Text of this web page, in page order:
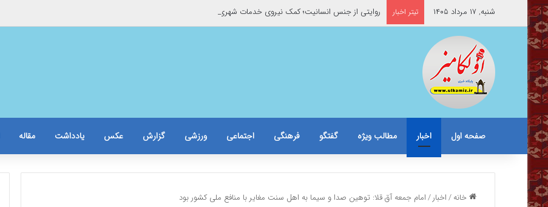
شنبه, ۱۷ مرداد ۱۴۰۵ تیتر اخبار روایتی از جنس انسانیت؛ کمک نیروی خدمات شهری به موتورسوار گرفتار
صفحه اول اخبار مطالب ویژه گفتگو فرهنگی اجتماعی ورزشی گزارش عکس یادداشت مقاله
خانه/اخبار/امام جمعه آق قلا: توهین صدا و سیما به اهل سنت مغایر با منافع ملی کشور بود